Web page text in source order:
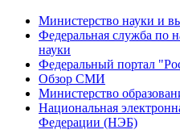
Министерство науки и
Федеральная служба по
науки
Федеральный портал
Обзор СМИ
Министерство
Национальная
Федерации (НЭБ)